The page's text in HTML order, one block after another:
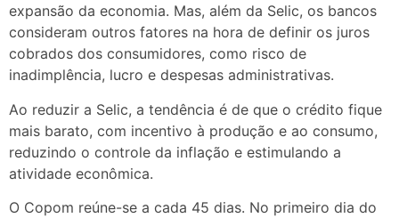
expansão da economia. Mas, além da Selic, os bancos
consideram outros fatores na hora de definir os juros
cobrados dos consumidores, como risco de
inadimplência, lucro e despesas administrativas.
Ao reduzir a Selic, a tendência é de que o crédito fique
mais barato, com incentivo à produção e ao consumo,
reduzindo o controle da inflação e estimulando a
atividade econômica.
O Copom reúne-se a cada 45 dias. No primeiro dia do